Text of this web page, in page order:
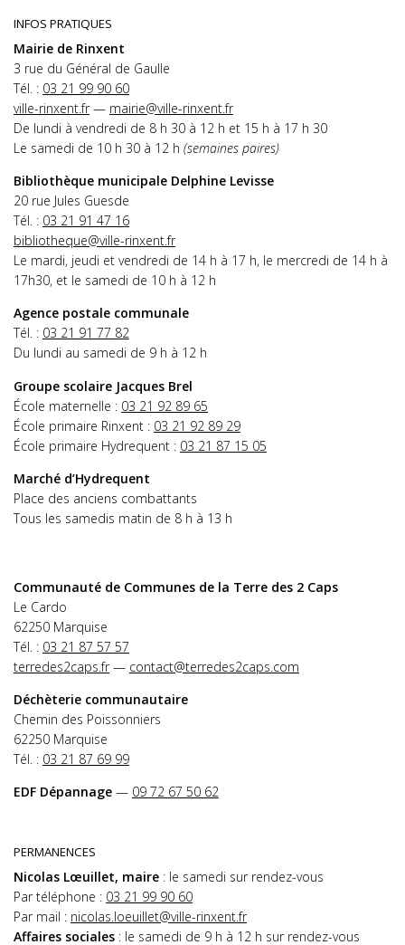
INFOS PRATIQUES
Mairie de Rinxent
3 rue du Général de Gaulle
Tél. : 03 21 99 90 60
ville-rinxent.fr— mairie@ville-rinxent.fr
De lundi à vendredi de 8 h 30 à 12 h et 15 h à 17 h 30
Le samedi de 10 h 30 à 12 h (semaines paires)
Bibliothèque municipale Delphine Levisse
20 rue Jules Guesde
Tél. : 03 21 91 47 16
bibliotheque@ville-rinxent.fr
Le mardi, jeudi et vendredi de 14 h à 17 h, le mercredi de 14 h à
17h30, et le samedi de 10 h à 12 h
Agence postale communale
Tél. : 03 21 91 77 82
Du lundi au samedi de 9 h à 12 h
Groupe scolaire Jacques Brel
École maternelle : 03 21 92 89 65
École primaire Rinxent : 03 21 92 89 29
École primaire Hydrequent : 03 21 87 15 05
Marché d’Hydrequent
Place des anciens combattants
Tous les samedis matin de 8 h à 13 h
Communauté de Communes de la Terre des 2 Caps
Le Cardo
62250 Marquise
Tél. : 03 21 87 57 57
terredes2caps.fr— contact@terredes2caps.com
Déchèterie communautaire
Chemin des Poissonniers
62250 Marquise
Tél. : 03 21 87 69 99
EDF Dépannage — 09 72 67 50 62
PERMANENCES
Nicolas Lœuillet, maire : le samedi sur rendez-vous
Par téléphone : 03 21 99 90 60
Par mail : nicolas.loeuillet@ville-rinxent.fr
Affaires sociales : le samedi de 9 h à 12 h sur rendez-vous